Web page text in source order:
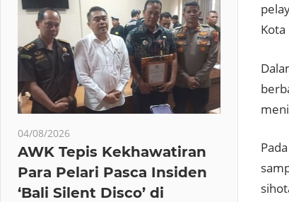
04/08/2026
AWK Tepis Kekhawatiran
Para Pelari Pasca Insiden
‘Bali Silent Disco’ di